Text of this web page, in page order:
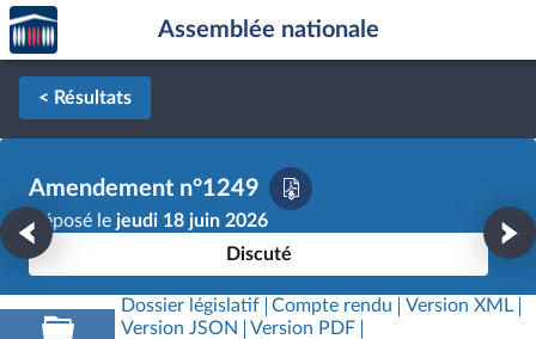
Aller au contenu
Aller en bas de la page
Accèder
à la
page
d'accueil
Assemblée nationale
< Résultats
Amendement n°1249
Déposé le jeudi 18 juin 2026
Discuté
Dossier législatif Compte rendu
Version XML
Version JSON
Version PDF